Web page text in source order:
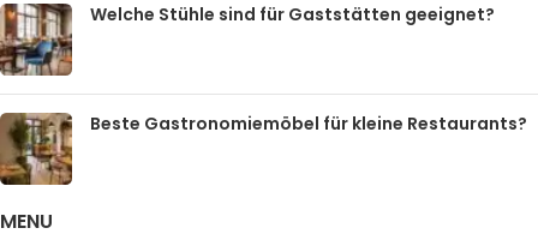
Welche Stühle sind für Gaststätten geeignet?
Beste Gastronomiemöbel für kleine Restaurants?
MENU